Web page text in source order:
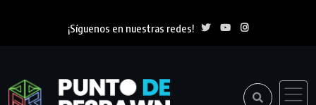
¡Síguenos en nuestras redes!